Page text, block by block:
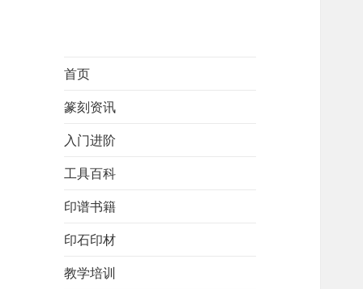
首页
篆刻资讯
入门进阶
工具百科
印谱书籍
印石印材
教学培训